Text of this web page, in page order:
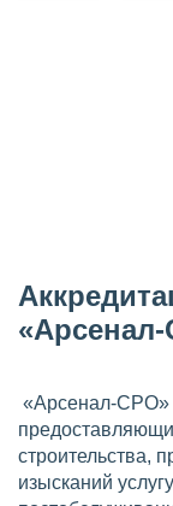
«Арсенал-СРО»
строительства,
изысканий